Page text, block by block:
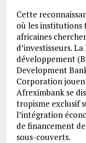
Cette
où les institutions
africaines
d’investisseurs.
développement
Development
Corporation
Afreximbank se
tropisme exclusif
l’intégration
de financement
sous-couverts.